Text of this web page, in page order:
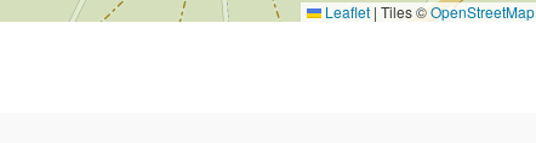
Leaflet | Tiles ©OpenStreetMap